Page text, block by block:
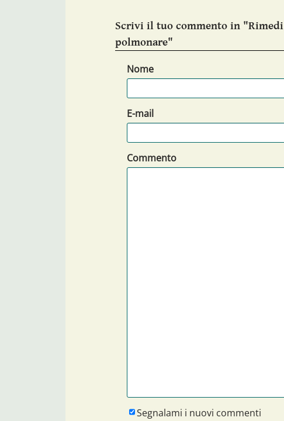
Scrivi il tuo commento in
polmonare"
Nome
E-mail
Commento
Segnalami i nuovi commenti